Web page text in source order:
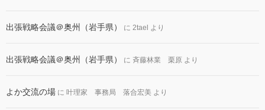
出張戦略会議＠奥州（岩手県） に 2tael より
出張戦略会議＠奥州（岩手県） に 斉藤林業 栗原 より
よか交流の場 に 叶理家 事務局 落合宏美 より